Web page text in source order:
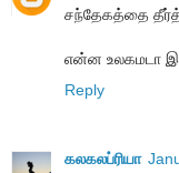
சந்தேகத்தை
என்ன உலகமடா
Reply
கலகலப்ரியா